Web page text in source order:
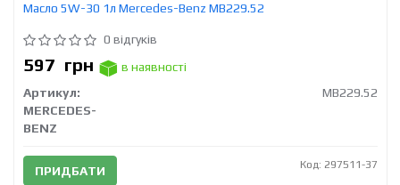
Масло 5W-30 1л Mercedes-Benz MB229.52
0 відгуків
597 грн
в наявності
Артикул:
MB229.52
MERCEDES-
BENZ
ПРИДБАТИ Код: 297511-37